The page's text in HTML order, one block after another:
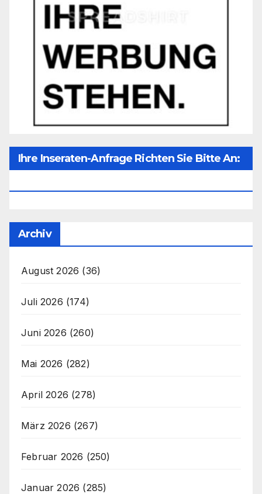
Ihre Inseraten-Anfrage Richten Sie Bitte An:
Archiv
August 2026 (36)
Juli 2026 (174)
Juni 2026 (260)
Mai 2026 (282)
April 2026 (278)
März 2026 (267)
Februar 2026 (250)
Januar 2026 (285)